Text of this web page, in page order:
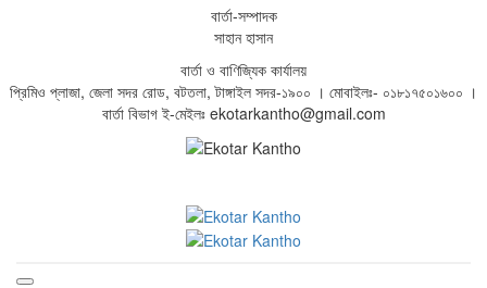
বার্তা-সম্পাদক
সাহান হাসান
বার্তা ও বাণিজ্যিক কার্যালয়
প্রিমিও প্লাজা, জেলা সদর রোড, বটতলা, টাঙ্গাইল সদর-১৯০০ । মোবাইলঃ- ০১৮১৭৫০১৬০০ ।
বার্তা বিভাগ ই-মেইলঃ ekotarkantho@gmail.com